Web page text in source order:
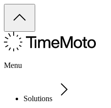
Menu
Solutions